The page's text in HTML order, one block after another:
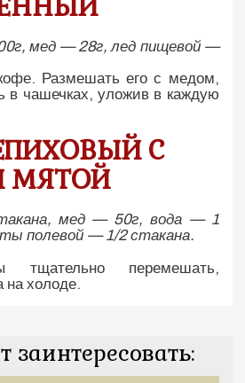
мед — 28г, лед пищевой —
Размешать его с медом,
в чашечках, уложив в каждую
С
МЯТОЙ
мед — 50г, вода — 1
полевой — 1/2 стакана.
тщательно перемешать,
на холоде.
заинтересовать: